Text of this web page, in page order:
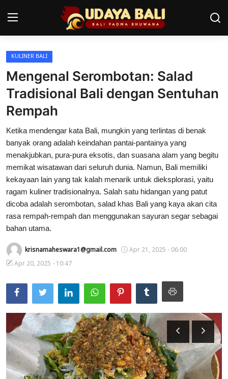
Home
Pura
Desa Adat
Tradisi
Kearifan lokal
Alam Bali
Seni
Kisah
Usadha
Indonesia
KULINER BALI
Mengenal Serombotan: Salad
Tradisional Bali dengan Sentuhan
Rempah
Ketika mendengar kata Bali, mungkin yang terlintas di benak
banyak orang adalah keindahan pantai-pantainya yang
menakjubkan, pura-pura eksotis, dan suasana alam yang begitu
memikat wisatawan dari seluruh dunia. Namun, Bali memiliki
kekayaan lain yang tak kalah menarik untuk dieksplorasi, yaitu
ragam kuliner tradisionalnya. Salah satu hidangan yang patut
dicoba adalah serombotan, salad khas Bali yang kaya akan cita
rasa rempah-rempah dan menggunakan sayuran segar sebagai
bahan utama.
krisnamaheswara1@gmail.com
Apr 21, 2025 - 06:00
Apr 20, 2025 - 10:47